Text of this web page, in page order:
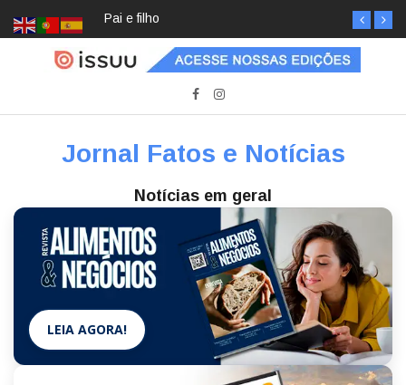
Pai e filho
Jornal Fatos e Notícias
Notícias em geral
LEIA AGORA!